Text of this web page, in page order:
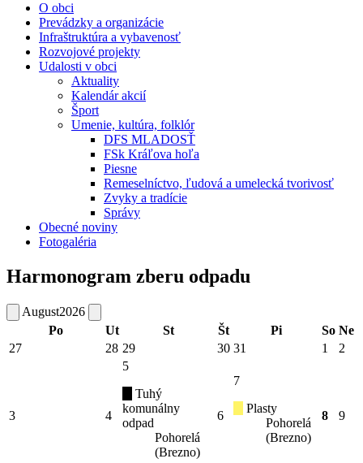
O obci
Prevádzky a organizácie
Infraštruktúra a vybavenosť
Rozvojové projekty
Udalosti v obci
Aktuality
Kalendár akcií
Šport
Umenie, kultúra, folklór
DFS MLADOSŤ
FSk Kráľova hoľa
Piesne
Remeselníctvo, ľudová a umelecká tvorivosť
Zvyky a tradície
Správy
Obecné noviny
Fotogaléria
Harmonogram zberu odpadu
August2026
Po
Ut St Št Pi So Ne
27
28 29 30 31 1 2
3 4
5
Tuhý
komunálny
odpad
Pohorelá
(Brezno)
6
7
Plasty
Pohorelá
(Brezno)
8 9